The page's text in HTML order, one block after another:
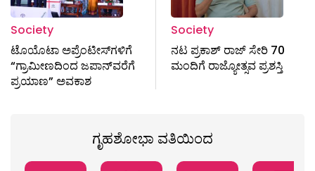
Society
ಟೊಯೊಟಾ ಅಪ್ರೆಂಟೀಸ್‌ಗಳಿಗೆ
“ಗ್ರಾಮೀಣದಿಂದ ಜಪಾನ್‌ವರೆಗೆ
ಪ್ರಯಾಣ” ಅವಕಾಶ
Society
ನಟ ಪ್ರಕಾಶ್ ರಾಜ್ ಸೇರಿ 70
ಮಂದಿಗೆ ರಾಜ್ಯೋತ್ಸವ ಪ್ರಶಸ್ತಿ
ಗೃಹಶೋಭಾ ವತಿಯಿಂದ